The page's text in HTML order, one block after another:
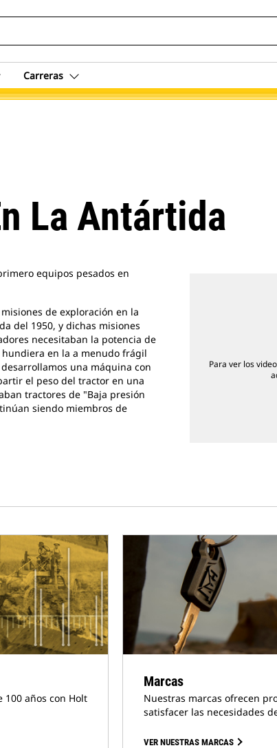
Carreras
La Antártida
equipos pesados en
de exploración en la
del 1950, y dichas misiones
necesitaban la potencia de
en la a menudo frágil
una máquina con
el peso del tractor en una
tractores de "Baja presión
siendo miembros de
Para ver los
100 años con Holt
Marcas
Nuestras marcas ofrecen
satisfacer las necesidades
VER NUESTRAS MARCAS